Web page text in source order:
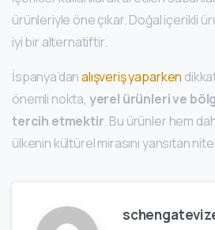
ürünleriyle öne çıkar. Doğal içerikli
iyi bir alternatiftir.
İspanya’danalışveriş yaparken
önemli nokta, yerel ürünleri ve
tercih etmektir. Bu ürünler hem
ülkenin kültürel mirasını yansıtan